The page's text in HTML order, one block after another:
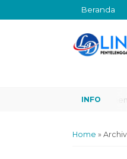
Beranda
Perjalanan Resmi Kemenag
Home »